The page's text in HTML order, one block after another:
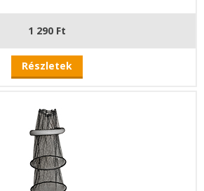
1 290 Ft
Részletek